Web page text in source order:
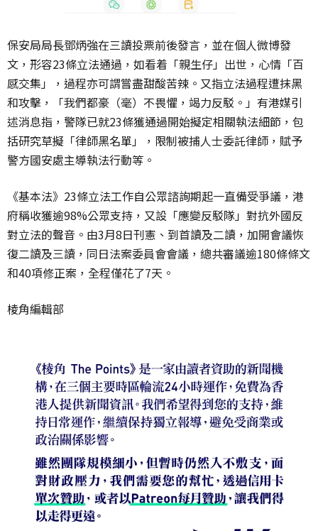
保安局局長鄧炳強在三讀投票前後發言，並在個人微博發
文，形容23條立法通過，如看着「親生仔」出世，心情「百
感交集」，過程亦可謂嘗盡甜酸苦辣。又指立法過程遭抹黑
和攻擊，「我們都豪（毫）不畏懼，竭力反駁。」有港媒引
述消息指，警隊已就23條獲通過開始擬定相關執法細節，包
括研究草擬「律師黑名單」，限制被捕人士委託律師，賦予
警方國安處主導執法行動等。⁣
《基本法》23條立法工作自公眾諮詢期起一直備受爭議，港
府稱收獲逾98%公眾支持，又設「應變反駁隊」對抗外國反
對立法的聲音。由3月8日刊憲、到首讀及二讀，加開會議恢
復二讀及三讀，同日法案委員會會議，總共審議逾180條條文
和40項修正案，全程僅花了7天。
棱角編輯部